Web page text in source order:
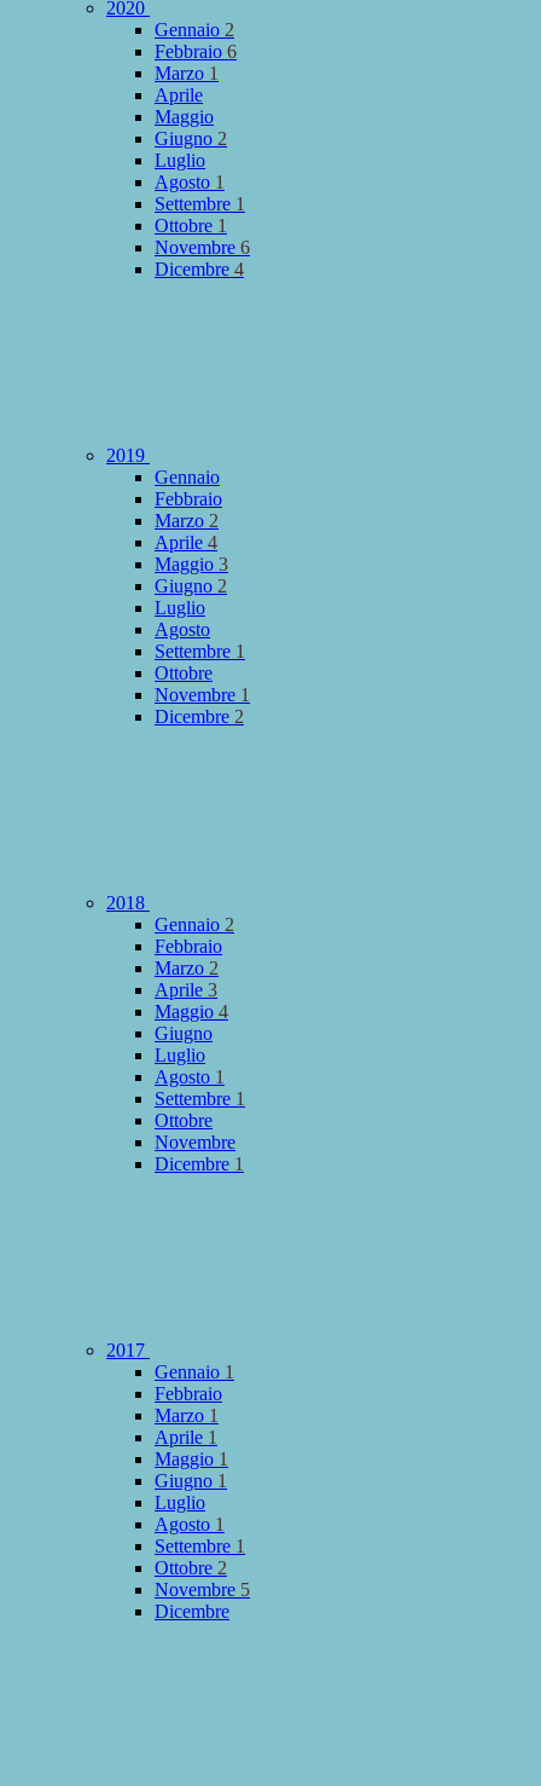
2020
Gennaio 2
Febbraio 6
Marzo 1
Aprile
Maggio
Giugno 2
Luglio
Agosto 1
Settembre 1
Ottobre 1
Novembre 6
Dicembre 4
2019
Gennaio
Febbraio
Marzo 2
Aprile 4
Maggio 3
Giugno 2
Luglio
Agosto
Settembre 1
Ottobre
Novembre 1
Dicembre 2
2018
Gennaio 2
Febbraio
Marzo 2
Aprile 3
Maggio 4
Giugno
Luglio
Agosto 1
Settembre 1
Ottobre
Novembre
Dicembre 1
2017
Gennaio 1
Febbraio
Marzo 1
Aprile 1
Maggio 1
Giugno 1
Luglio
Agosto 1
Settembre 1
Ottobre 2
Novembre 5
Dicembre